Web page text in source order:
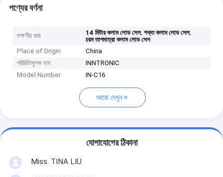
পণ্যের বর্ণনা
লক্ষণীয় করা 14 মিটার কলাম লোড সেল,শক্ত কলাম লোড সেল,
চরম তাপমাত্রা কলাম লোড সেল
Place of Origin
China
পরিচিতিমুলক নাম
INNTRONIC
Model Number
IN-C16
আরো দেখুন
যোগাযোগের ঠিকানা
Miss. TINA LIU